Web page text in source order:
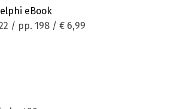
eBook
/ pp. 198 / € 6,99